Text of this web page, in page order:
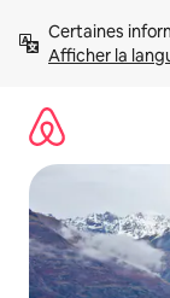
directement
Afficher la